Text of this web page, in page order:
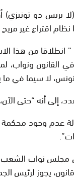
بريس دو
نظام اقتراع غير
انطلاقا من هذا
القانون
لا سيما في ما
إلى أنه “حتى
عدم وجود محكمة
مجلس نواب الشعب
يجوز لرئيس